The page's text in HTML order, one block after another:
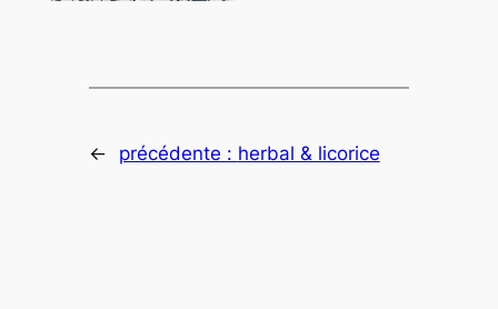
← précédente : herbal & licorice